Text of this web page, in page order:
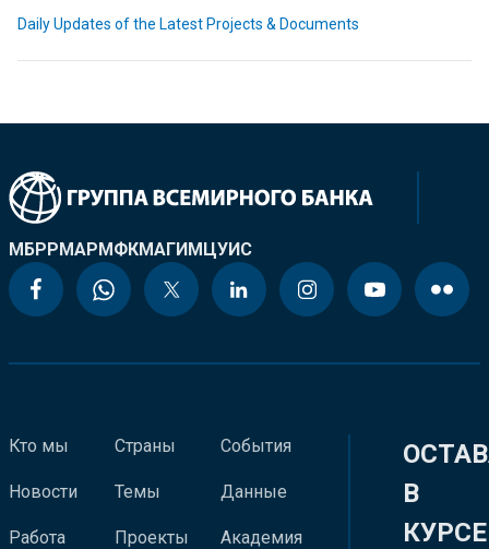
Daily Updates of the Latest Projects & Documents
МБРРМАРМФКМАГИМЦУИС
Кто мы
Новости
Работа
Страны
Темы
Проекты
События
Данные
Академия
В
КУРСЕ